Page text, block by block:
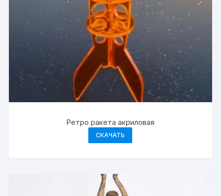
Ретро ракета акриловая
СКАЧАТЬ